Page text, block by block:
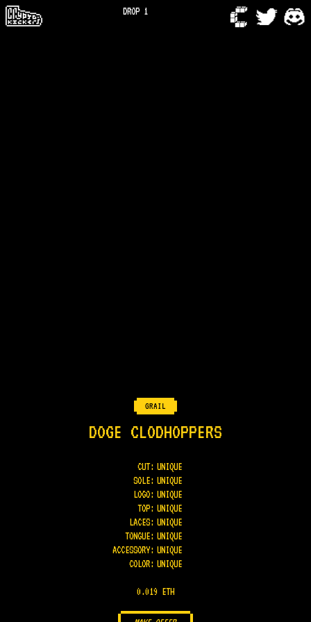
DROP 1
GRAIL
DOGE CLODHOPPERS
CUT: UNIQUE
SOLE: UNIQUE
LOGO: UNIQUE
TOP: UNIQUE
LACES: UNIQUE
TONGUE: UNIQUE
ACCESSORY: UNIQUE
COLOR: UNIQUE
0.019 ETH